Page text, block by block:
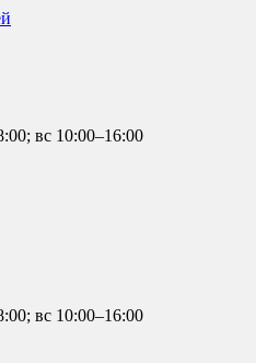
вс 10:00–16:00
вс 10:00–16:00